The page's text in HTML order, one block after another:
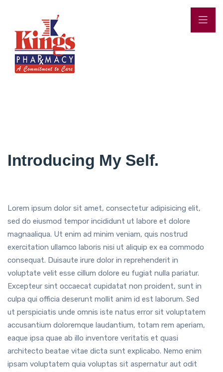
Introducing My Self.
Lorem ipsum dolor sit amet, consectetur adipisicing elit,
sed do eiusmod tempor incididunt ut labore et dolore
magnaaliqua. Ut enim ad minim veniam, quis nostrud
exercitation ullamco laboris nisi ut aliquip ex ea commodo
consequat. Duisaute irure dolor in reprehenderit in
voluptate velit esse cillum dolore eu fugiat nulla pariatur.
Excepteur sint occaecat cupidatat non proident, sunt in
culpa qui officia deserunt mollit anim id est laborum. Sed
ut perspiciatis unde omnis iste natus error sit voluptatem
accusantium doloremque laudantium, totam rem aperiam,
eaque ipsa quae ab illo inventore veritatis et quasi
architecto beatae vitae dicta sunt explicabo. Nemo enim
ipsam voluptatem quia voluptas sit aspernatur aut odit